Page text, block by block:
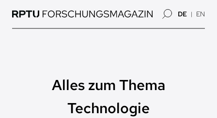
zum
DE EN
Alles zum Thema
Technologie